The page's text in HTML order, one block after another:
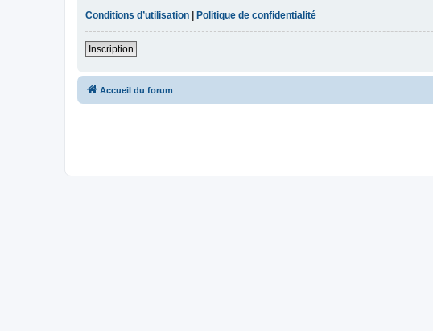
Conditions d’utilisation
Politique de confidentialité
Inscription
Accueil du forum